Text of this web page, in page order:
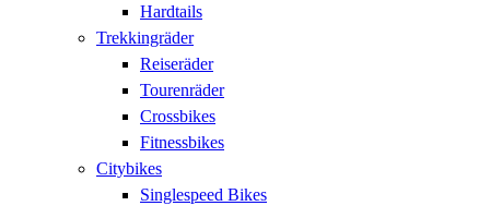
Hardtails
Trekkingräder
Reiseräder
Tourenräder
Crossbikes
Fitnessbikes
Citybikes
Singlespeed Bikes